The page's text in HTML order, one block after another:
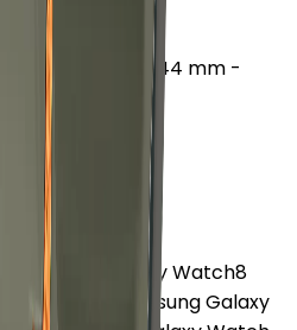
- Alüminyum - 44 mm -
Samsung Galaxy Watch8
5 Pro
Samsung Galaxy